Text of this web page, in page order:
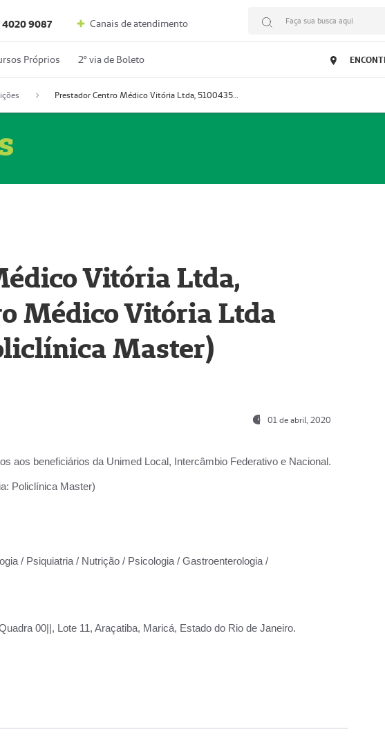
4020 9087 Canais de atendimento Faça sua busca aqui
Próprios 2º via de Boleto
Prestador Centro Médico Vitória Ltda, 51004350-4: Centro Médico Vitória Ltda (Nome Fantasia: Policlínica Master)
Vitória Ltda,
Médico Vitória Ltda
Master)
01 de abril, 2020
aos beneficiários da Unimed Local, Intercâmbio Federativo e Nacional.
Policlínica Master)
/ Psiquiatria / Nutrição / Psicologia / Gastroenterologia /
00||, Lote 11, Araçatiba, Maricá, Estado do Rio de Janeiro.